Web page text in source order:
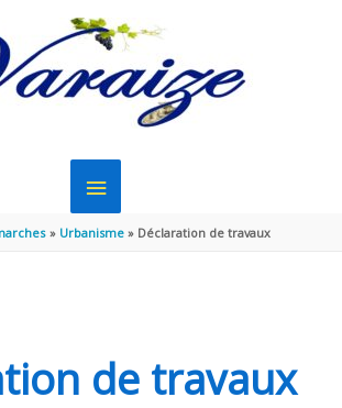
MENU
PRINCIPAL
Urbanisme Déclaration de travaux
de travaux